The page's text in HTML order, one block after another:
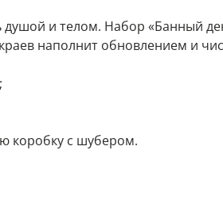
и телом. Набор «Банный
наполнит обновлением и
коробку с шубером.